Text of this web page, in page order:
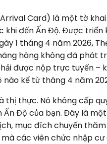
Card) là một tờ
đến Ấn Độ. Được triển
1 tháng 4 năm 2026,
hàng không đã phát
được nộp trực tuyến –
kể từ tháng 4 năm
thị thực. Nó không cấp
Độ của bạn. Đây là
mục đích chuyến
mà các viên chức nhập cư